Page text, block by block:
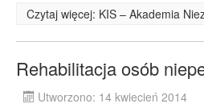
Czytaj więcej: KIS – Akademia
Rehabilitacja osób
Utworzono: 14 kwiecień 2014